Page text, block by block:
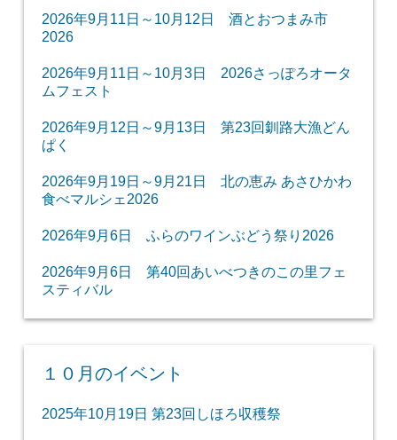
2026年9月11日～10月12日 酒とおつまみ市
2026
2026年9月11日～10月3日 2026さっぽろオータ
ムフェスト
2026年9月12日～9月13日 第23回釧路大漁どん
ぱく
2026年9月19日～9月21日 北の恵み あさひかわ
食べマルシェ2026
2026年9月6日 ふらのワインぶどう祭り2026
2026年9月6日 第40回あいべつきのこの里フェ
スティバル
１０月のイベント
2025年10月19日 第23回しほろ収穫祭